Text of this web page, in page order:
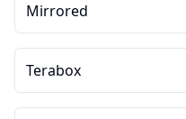
Mirrored
Terabox